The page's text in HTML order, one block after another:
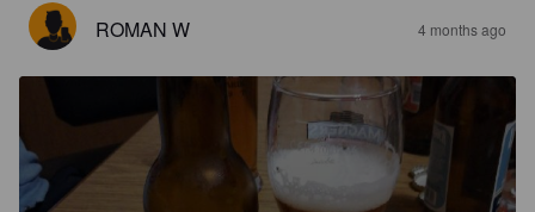
ROMAN W 4 months ago